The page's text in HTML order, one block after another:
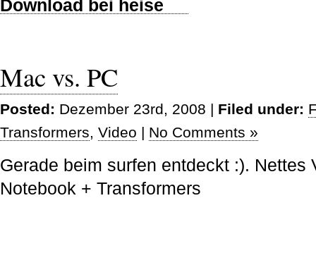
Mac vs. PC
Posted: Dezember 23rd, 2008 | Filed under:
Transformers, Video | No Comments »
Gerade beim surfen entdeckt :). Nettes
Notebook + Transformers